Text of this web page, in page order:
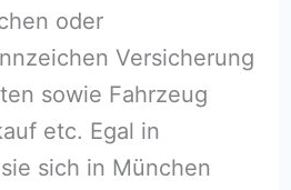
oder
Versicherung
sowie Fahrzeug
etc. Egal in
sich in München